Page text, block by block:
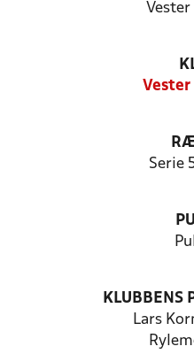
Vester
Serie
KLUBBENS
Lars